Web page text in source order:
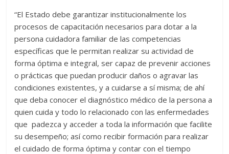
“El Estado debe garantizar institucionalmente los
procesos de capacitación necesarios para dotar a la
persona cuidadora familiar de las competencias
específicas que le permitan realizar su actividad de
forma óptima e integral, ser capaz de prevenir acciones
o prácticas que puedan producir daños o agravar las
condiciones existentes, y a cuidarse a sí misma; de ahí
que deba conocer el diagnóstico médico de la persona a
quien cuida y todo lo relacionado con las enfermedades
que padezca y acceder a toda la información que facilite
su desempeño; así como recibir formación para realizar
el cuidado de forma óptima y contar con el tiempo